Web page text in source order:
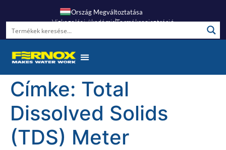
Ország Megváltoztatása
Vízkezelési AkadémiaTermékregisztráció
Címke: Total
Dissolved Solids
(TDS) Meter